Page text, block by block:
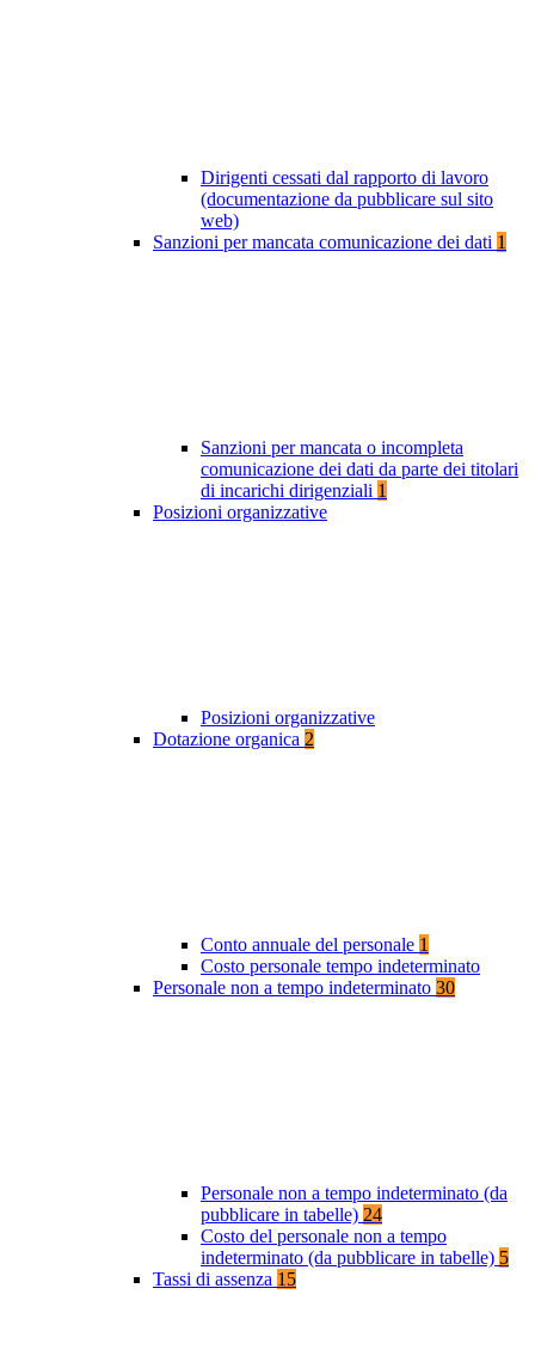
Dirigenti cessati dal rapporto di lavoro
(documentazione da pubblicare sul sito
web)
Sanzioni per mancata comunicazione dei dati 1
Sanzioni per mancata o incompleta
comunicazione dei dati da parte dei titolari
di incarichi dirigenziali 1
Posizioni organizzative
Posizioni organizzative
Dotazione organica 2
Conto annuale del personale 1
Costo personale tempo indeterminato
Personale non a tempo indeterminato 30
Personale non a tempo indeterminato (da
pubblicare in tabelle) 24
Costo del personale non a tempo
indeterminato (da pubblicare in tabelle) 5
Tassi di assenza 15